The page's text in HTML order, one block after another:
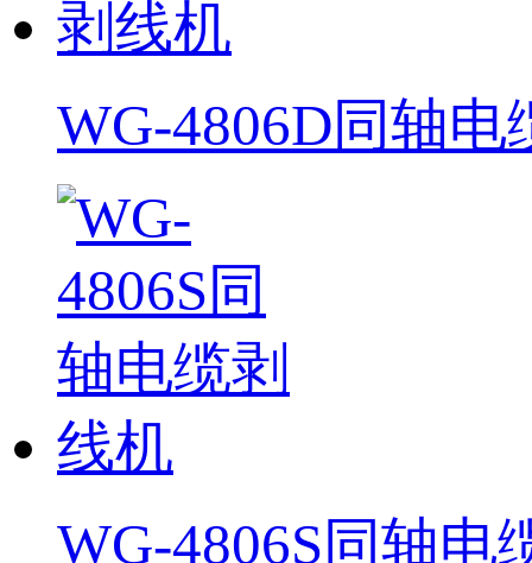
WG-4806D同轴
WG-4806S同轴电